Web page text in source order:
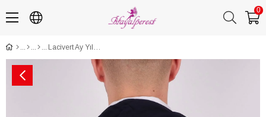
0
Lacivert Ay Yıldız Gold Nakışlı Biyeli Damat Örtüsü